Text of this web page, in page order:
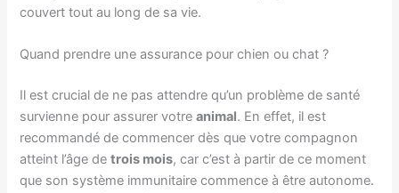
couvert tout au long de sa vie.
Quand prendre une assurance pour chien ou chat ?
Il est crucial de ne pas attendre qu’un problème de santé
survienne pour assurer votreanimal. En effet, il est
recommandé de commencer dès que votre compagnon
atteint l’âge detrois mois, car c’est à partir de ce moment
que son système immunitaire commence à être autonome.